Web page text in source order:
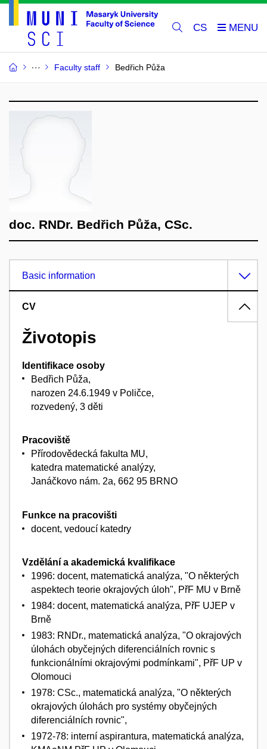
CS
Faculty staff Bedřich Půža
doc. RNDr. Bedřich Půža, CSc.
Basic information
CV
Životopis
Identifikace osoby
Bedřich Půža,
narozen 24.6.1949 v Poličce,
rozvedený, 3 děti
Pracoviště
Přírodovědecká fakulta MU,
katedra matematické analýzy,
Janáčkovo nám. 2a, 662 95 BRNO
Funkce na pracovišti
docent, vedoucí katedry
Vzdělání a akademická kvalifikace
1996: docent, matematická analýza, "O některých
aspektech teorie okrajových úloh", PřF MU v Brně
1984: docent, matematická analýza, PřF UJEP v
Brně
1983: RNDr., matematická analýza, "O okrajových
úlohách obyčejných diferenciálních rovnic s
funkcionálními okrajovými podmínkami", PřF UP v
Olomouci
1978: CSc., matematická analýza, "O některých
okrajových úlohách pro systémy obyčejných
diferenciálních rovnic",
1972-78: interní aspirantura, matematická analýza,